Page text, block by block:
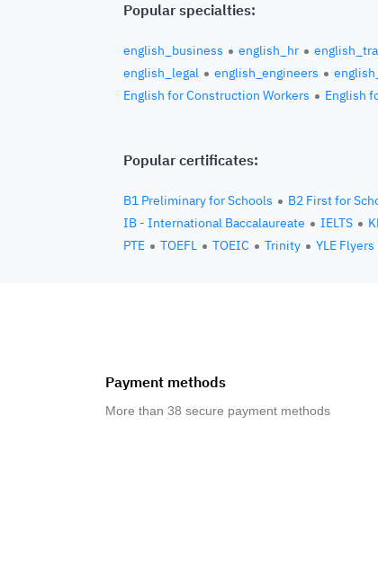
Popular specialties:
english_business english_hr
english_legal
english_engineers
English for Construction Workers
English
Popular certificates:
B1 Preliminary for Schools B2 First for
IB - International Baccalaureate
IELTS
PTE
TOEFL TOEIC Trinity YLE Flyers
Payment methods
More than 38 secure payment methods